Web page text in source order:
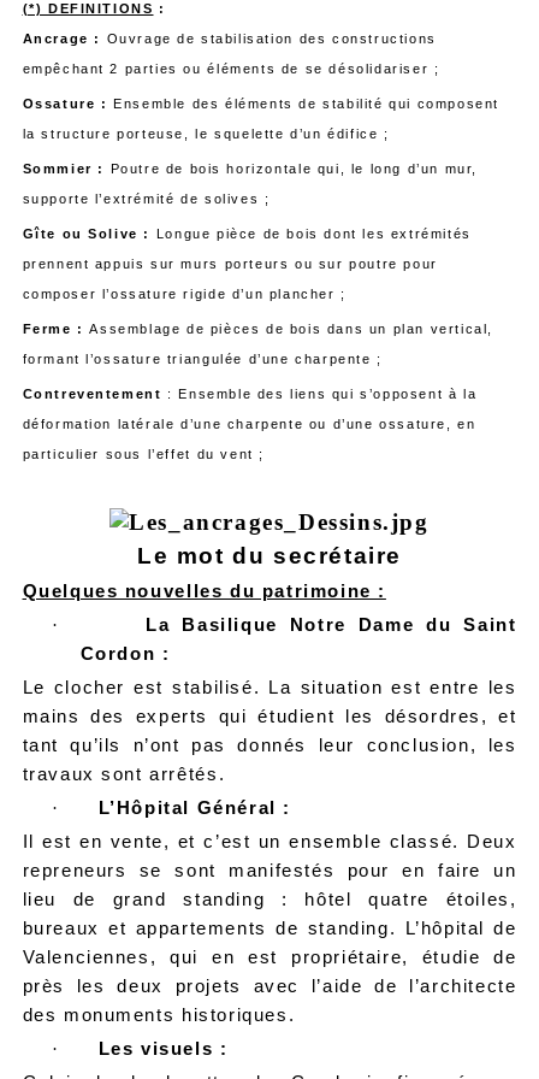
(*) DEFINITIONS :
Ancrage : Ouvrage de stabilisation des constructions
empêchant 2 parties ou éléments de se désolidariser ;
Ossature :Ensemble des éléments de stabilité qui composent
la structure porteuse, le squelette d’un édifice ;
Sommier : Poutre de bois horizontale qui, le long d’un mur,
supporte l’extrémité de solives ;
Gîte ou Solive : Longue pièce de bois dont les extrémités
prennent appuis sur murs porteurs ou sur poutre pour
composer l’ossature rigide d’un plancher ;
Ferme :Assemblage de pièces de bois dans un plan vertical,
formant l’ossature triangulée d’une charpente ;
Contreventement : Ensemble des liens qui s’opposent à la
déformation latérale d’une charpente ou d’une ossature, en
particulier sous l’effet du vent ;
Le mot du secrétaire
Quelques nouvelles du patrimoine :
·
La Basilique Notre Dame du Saint
Cordon :
Le clocher est stabilisé. La situation est entre les
mains des experts qui étudient les désordres, et
tant qu’ils n’ont pas donnés leur conclusion, les
travaux sont arrêtés.
·
L’Hôpital Général :
Il est en vente, et c’est un ensemble classé. Deux
repreneurs se sont manifestés pour en faire un
lieu de grand standing : hôtel quatre étoiles,
bureaux et appartements de standing. L’hôpital de
Valenciennes, qui en est propriétaire, étudie de
près les deux projets avec l’aide de l’architecte
des monuments historiques.
·
Les visuels :